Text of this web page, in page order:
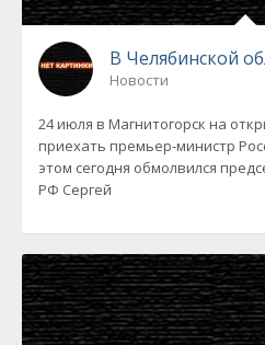
В Челябинской
Новости
24 июля в Магнитогорск на
приехать премьер-министр
этом сегодня обмолвился
РФ Сергей